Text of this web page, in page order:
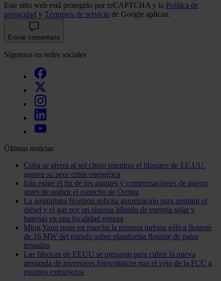
Este sitio web está protegido por reCAPTCHA y la Política de
privacidad y Términos de servicio de Google aplican.
Enviar comentario
Síguenos en redes sociales
Últimas noticias
Cuba se aferra al sol chino mientras el bloqueo de EE.UU.
agrava su peor crisis energética
Irán exige el fin de los ataques y compensaciones de guerra
antes de reabrir el estrecho de Ormuz
La australiana Horizon solicita autorización para sustituir el
diésel y el gas por un sistema híbrido de energía solar y
baterías en una localidad remota
Ming Yang pone en marcha la primera turbina eólica flotante
de 16 MW del mundo sobre plataforma flotante de patas
tensadas
Las fábricas de EEUU se preparan para cubrir la nueva
demanda de inversores fotovoltaicos tras el veto de la FCC a
equipos extranjeros